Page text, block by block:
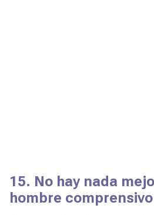
15. No hay nada
hombre comprensivo